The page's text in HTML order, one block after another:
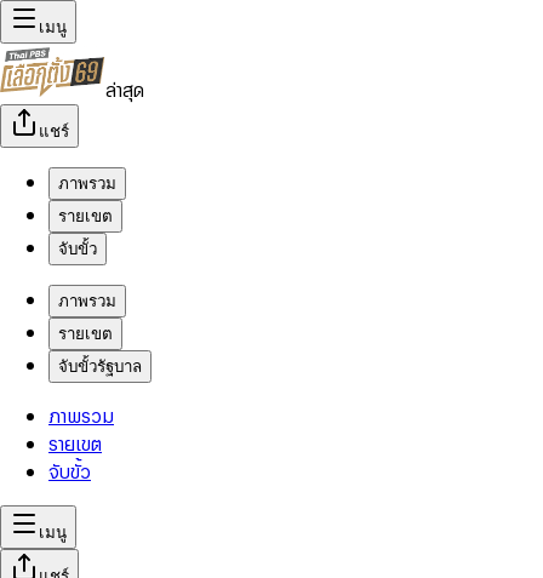
เมนู
ล่าสุด
แชร์
ภาพรวม
รายเขต
จับขั้ว
ภาพรวม
รายเขต
จับขั้วรัฐบาล
ภาพรวม
รายเขต
จับขั้ว
เมนู